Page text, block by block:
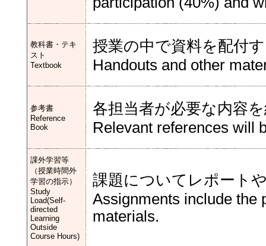
教科書・テキ
スト
Textbook
授業の中で資料を配付
Handouts and other
参考書
Reference
Book
各担当者が必要な内容
Relevant references will
課外学習等
（授業時間外
学習の指示）
Study
Load(Self-
directed
Learning
Outside
Course Hours)
課題についてレポート
Assignments include the
materials.